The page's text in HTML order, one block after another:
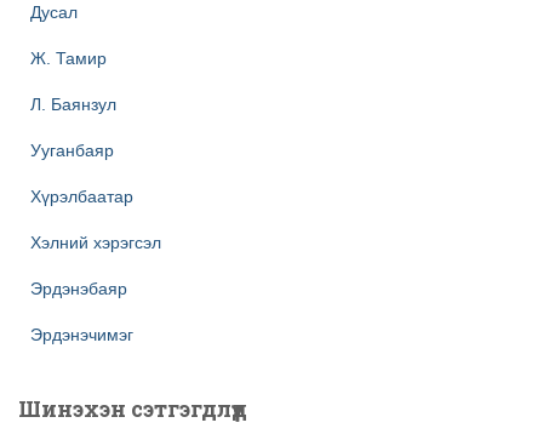
Дусал
Ж. Тамир
Л. Баянзул
Ууганбаяр
Хүрэлбаатар
Хэлний хэрэгсэл
Эрдэнэбаяр
Эрдэнэчимэг
Шинэхэн сэтгэгдлүүд